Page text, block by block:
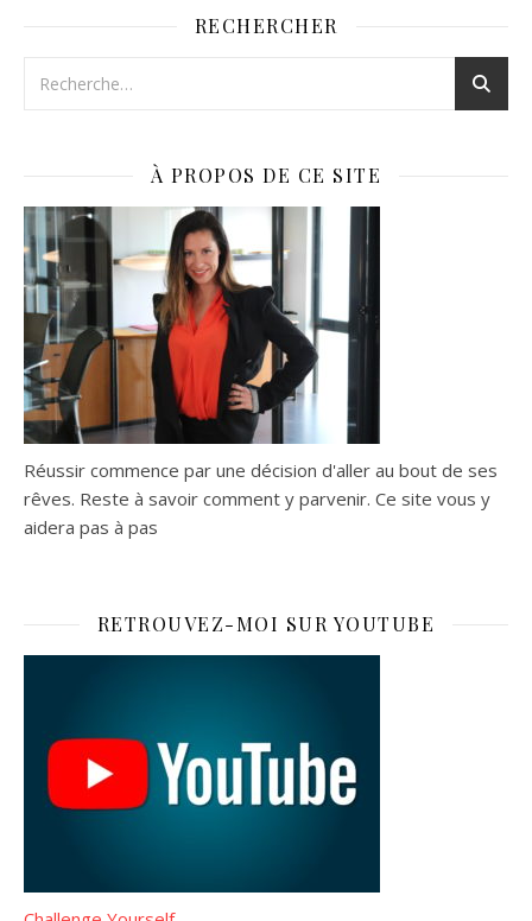
RECHERCHER
À PROPOS DE CE SITE
Réussir commence par une décision d'aller au bout de ses
rêves. Reste à savoir comment y parvenir. Ce site vous y
aidera pas à pas
RETROUVEZ-MOI SUR YOUTUBE